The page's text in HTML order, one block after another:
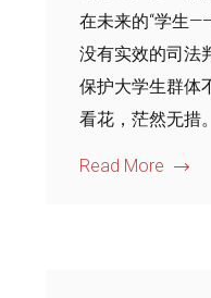
在未来的“学生
没有实效的司法
保护大学生群体
看花，茫然无措
Read More